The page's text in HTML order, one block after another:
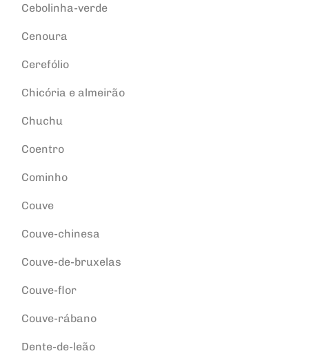
Cebolinha-verde
Cenoura
Cerefólio
Chicória e almeirão
Chuchu
Coentro
Cominho
Couve
Couve-chinesa
Couve-de-bruxelas
Couve-flor
Couve-rábano
Dente-de-leão